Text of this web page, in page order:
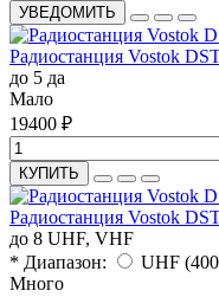
УВЕДОМИТЬ
Радиостанция Vostok
до 5 да
Мало
19400 ₽
КУПИТЬ
Радиостанция Vostok
до 8 UHF, VHF
* Диапазон:
UHF
Много